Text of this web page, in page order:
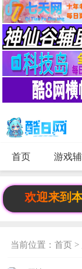
首页 游戏
欢迎来到本
当前位置：首页 >